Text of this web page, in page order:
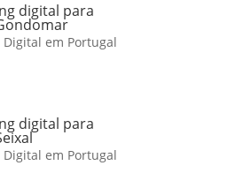
digital para
em Portugal
digital para
em Portugal